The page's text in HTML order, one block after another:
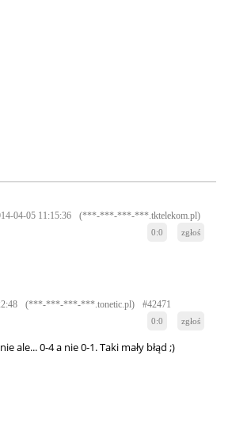
04-05 11:15:36
(***-***-***-***.tktelekom.pl)
0:0 zgłoś
(***-***-***-***.tonetic.pl) #42471
0:0 zgłoś
ale... 0-4 a nie 0-1. Taki mały błąd ;)